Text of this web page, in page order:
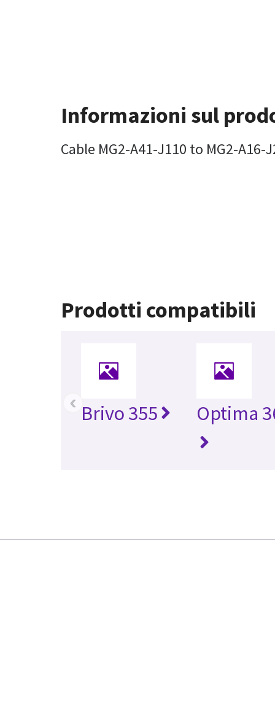
Informazioni sul
Cable MG2-A41-J110 to MG2-
Prodotti compatibili
Brivo 355 Optima
‹